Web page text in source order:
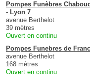
Pompes Funèbres
- Lyon 7
avenue Berthelot
39 mètres
Ouvert en continu
Pompes Funebres de
avenue Berthelot
168 mètres
Ouvert en continu